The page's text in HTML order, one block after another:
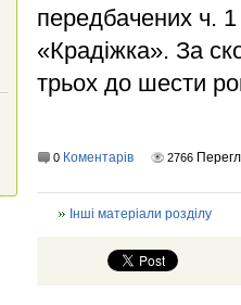
передбачених ч. 1
«Крадіжка». За
трьох до шести
0 Коментарів 2766
Інші матеріали розділу